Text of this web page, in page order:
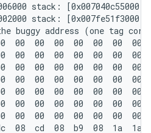
stack:
stack:
buggy address (one tag
00  00  00  00  00  00  00
00  00  00  00  00  00  00
00  00  00  00  00  00  00
00  00  00  00  00  00  00
00  00  00  00  00  00  00
00  00  00  00  00  00  00
00  00  00  00  00  00  00
08  cd  08  b9  08  1a  1a